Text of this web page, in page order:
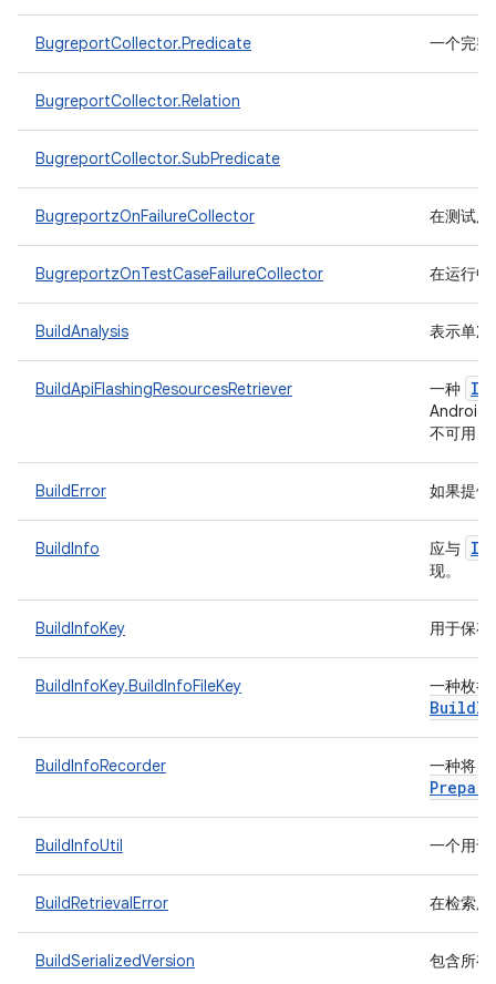
BugreportCollector.Predicate 一个完
BugreportCollector.Relation
BugreportCollector.SubPredicate
BugreportzOnFailureCollector 在测试
BugreportzOnTestCaseFailureCollector 在运行
BuildAnalysis 表示单
BuildApiFlashingResourcesRetriever 一种
Android
不可用
BuildError 如果提
BuildInfo 应与
现。
BuildInfoKey 用于保
BuildInfoKey.BuildInfoFileKey 一种枚
Build
BuildInfoRecorder 一种将
BuildInfoUtil 一个用
BuildRetrievalError 在检索
BuildSerializedVersion 包含所有